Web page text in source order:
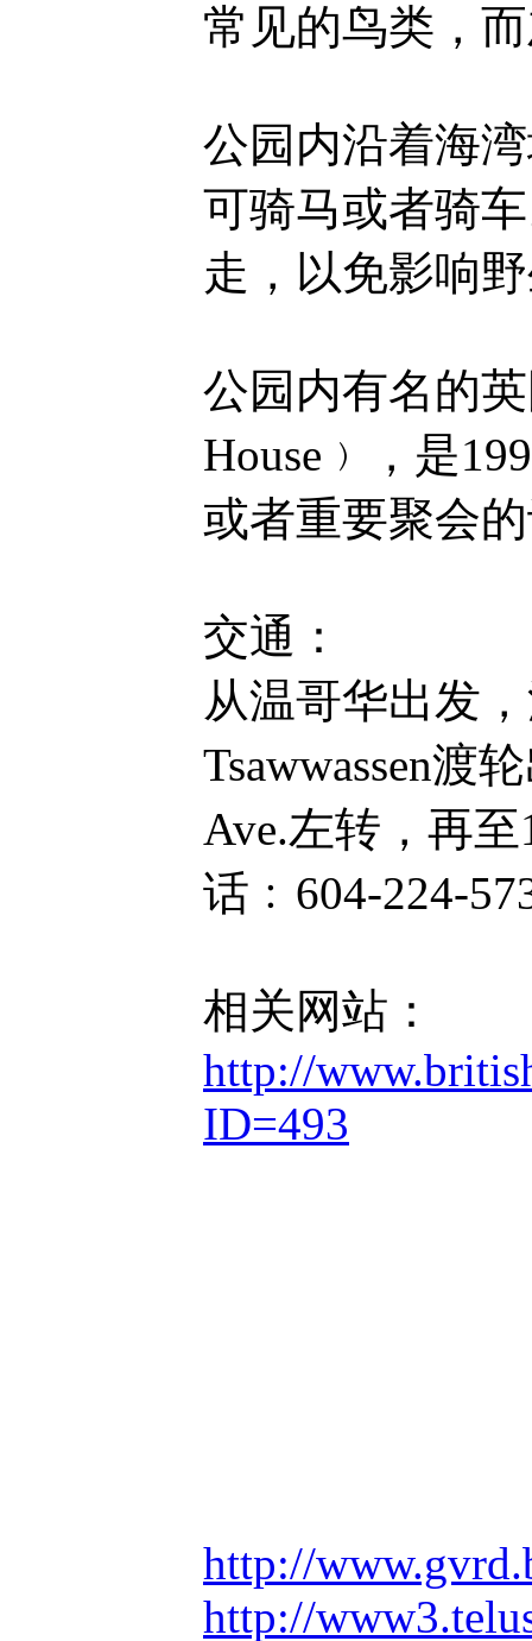
常见的鸟类，
公园内沿着海
可骑马或者骑
走，以免影响
公园内有名的
House﹚，是
或者重要聚会
交通：
从温哥华出发
Tsawwassen渡
Ave.左转，再
话﹕604-224-
相关网站：
http://
ID=493
http://
http://